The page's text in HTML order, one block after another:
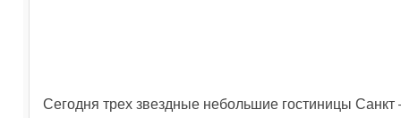
Сегодня трех звездные небольшие гостиницы